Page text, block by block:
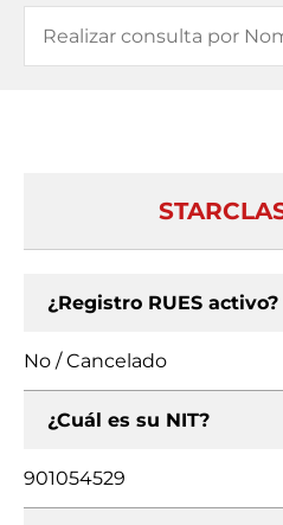
¿Registro RUES activo?
No / Cancelado
¿Cuál es su NIT?
901054529